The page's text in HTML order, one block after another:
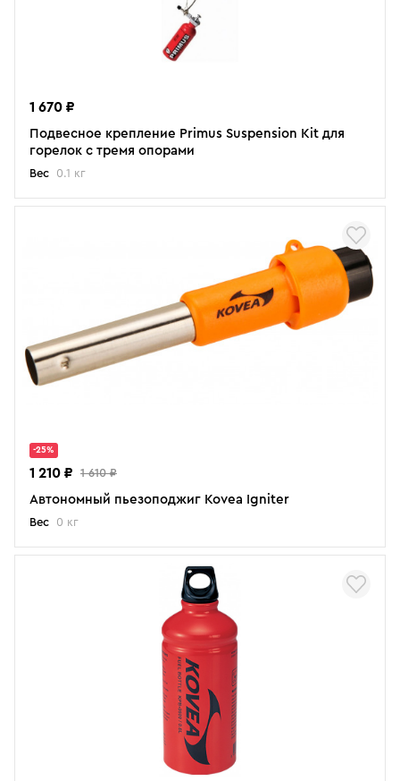
1 670 ₽
Подвесное крепление Primus Suspension Kit для
горелок с тремя опорами
Вес 0.1 кг
1 610 ₽
-25%
1 210 ₽
Автономный пьезоподжиг Kovea Igniter
Вес 0 кг